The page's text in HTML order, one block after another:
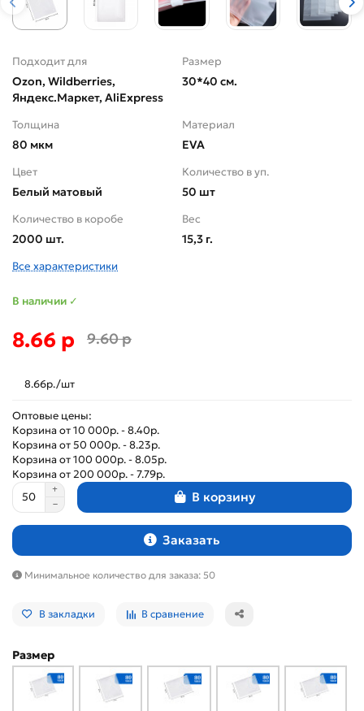
Подходит для
Ozon, Wildberries,
Яндекс.Маркет, AliExpress
Размер
30*40 см.
Толщина
80 мкм
Материал
EVA
Цвет
Белый матовый
Количество в уп.
50 шт
Количество в коробе
2000 шт.
Вес
15,3 г.
Все характеристики
В наличии ✓
8.66 р 9.60 р
8.66р./шт
Оптовые цены:
Корзина от 10 000р. - 8.40р.
Корзина от 50 000р. - 8.23р.
Корзина от 100 000р. - 8.05р.
Корзина от 200 000р. - 7.79р.
В корзину
Заказать
Минимальное количество для заказа: 50
В закладки В сравнение
Размер